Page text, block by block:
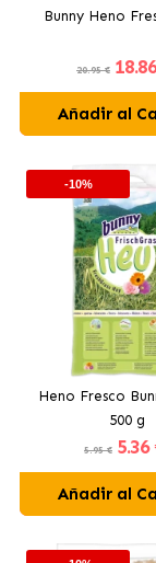
Bunny Heno
20.95 € 18
Añadir al
-10%
Heno Fresco
500 g
5.95 € 5.36
Añadir al